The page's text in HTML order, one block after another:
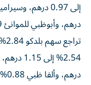
درهم، وألفا ظبي 0.88% إلى 7.85 درهم.